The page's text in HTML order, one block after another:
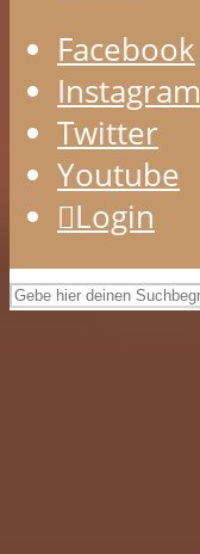
Facebook
Instagram
Twitter
Youtube
Login